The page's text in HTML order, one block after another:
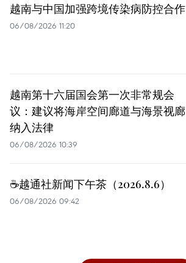
越南与中国加强跨境传染病防控合作
06/08/2026 11:20
越南第十六届国会第一次非常规会
议：建议将海岸空间廊道与海景视廊
纳入法律
06/08/2026 10:39
☕️越通社新闻下午茶（2026.8.6）
06/08/2026 09:42